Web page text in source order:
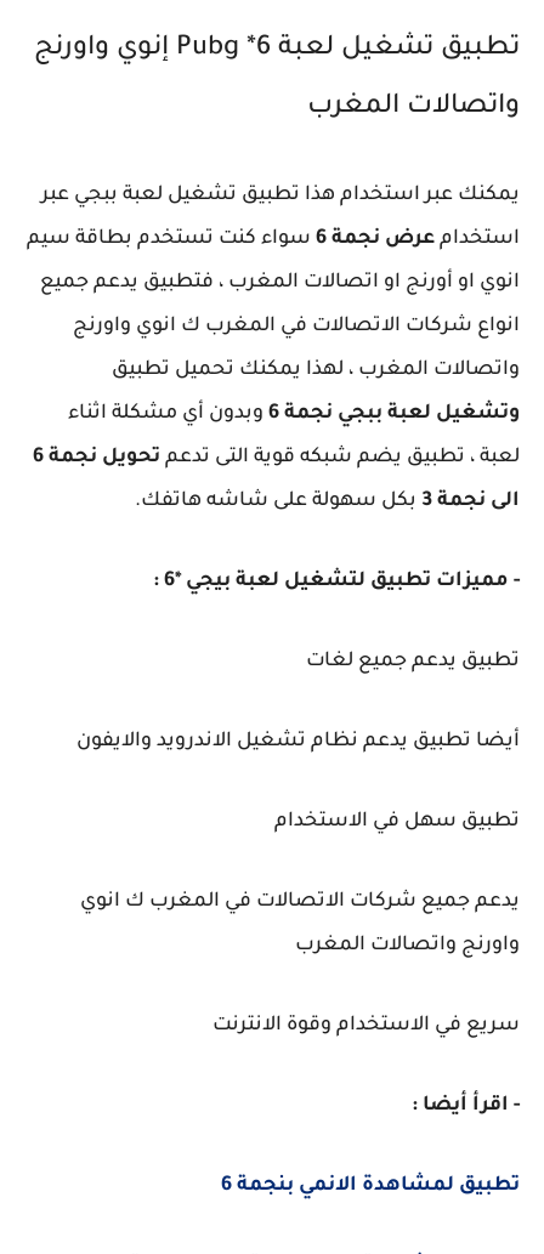
تطبيق تشغيل لعبة Pubg *6 إنوي واورنج
واتصالات المغرب
يمكنك عبر استخدام هذا تطبيق تشغيل لعبة ببجي عبر
استخدام عرض نجمة 6
سواء كنت تستخدم بطاقة سيم
انوي او أورنج او اتصالات المغرب ، فتطبيق يدعم جميع
انواع شركات الاتصالات في المغرب ك انوي واورنج
واتصالات المغرب ، لهذا يمكنك تحميل تطبيق
وتشغيل لعبة ببجي نجمة 6
وبدون أي مشكلة اثناء
لعبة ، تطبيق يضم شبكه قوية التى تدعم
تحويل نجمة 6
الى نجمة 3
بكل سهولة على شاشه هاتفك.
- مميزات تطبيق لتشغيل لعبة بيجي *6 :
تطبيق يدعم جميع لغات
أيضا تطبيق يدعم نظام تشغيل الاندرويد والايفون
تطبيق سهل في الاستخدام
يدعم جميع شركات الاتصالات في المغرب ك انوي
واورنج واتصالات المغرب
سريع في الاستخدام وقوة الانترنت
- اقرأ أيضا :
تطبيق لمشاهدة الانمي بنجمة 6